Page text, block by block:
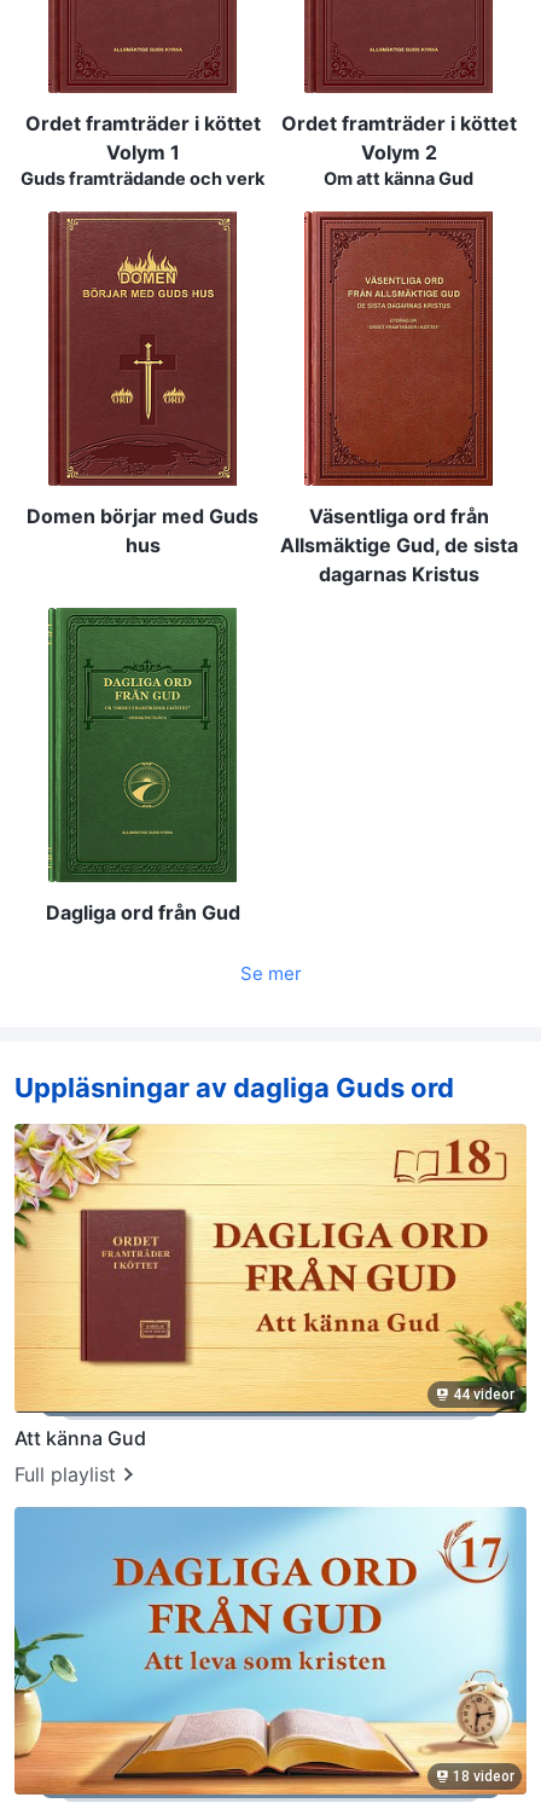
Ordet framträder i köttet
Volym 1
Guds framträdande och verk
Ordet framträder i köttet
Volym 2
Om att känna Gud
Domen börjar med Guds
hus
Väsentliga ord från
Allsmäktige Gud, de sista
dagarnas Kristus
Dagliga ord från Gud
Se mer
Uppläsningar av dagliga Guds ord
44 videor
Att känna Gud
Full playlist
18 videor